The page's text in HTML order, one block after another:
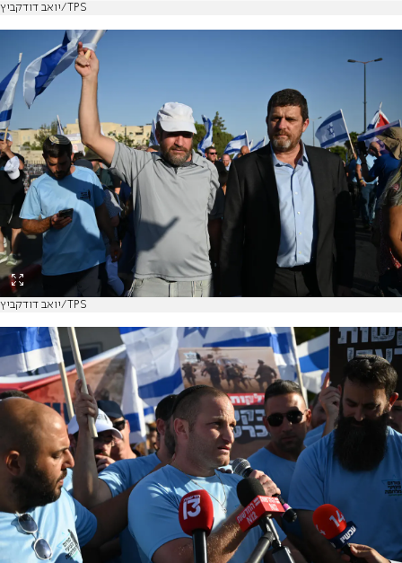
יואב דודקביץ/TPS
יואב דודקביץ/TPS